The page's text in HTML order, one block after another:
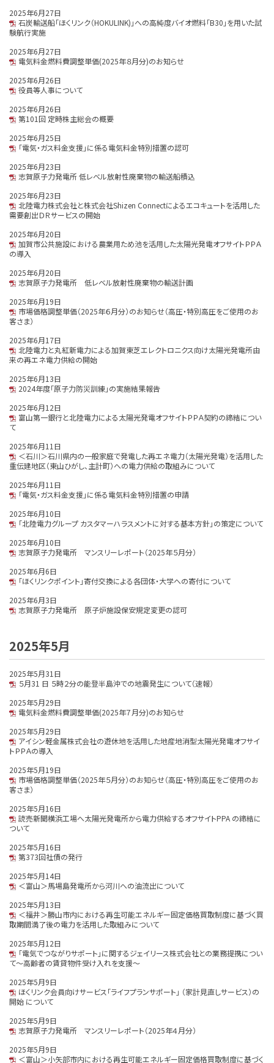
2025年6月27日
石炭輸送船「ほくリンク（HOKULINK)」への高純度バイオ燃料「B30」を用いた試
験航行実施
2025年6月27日
電気料金燃料費調整単価(2025年８月分)のお知らせ
2025年6月26日
役員等人事について
2025年6月26日
第101回 定時株主総会の概要
2025年6月25日
「電気・ガス料金支援」に係る電気料金特別措置の認可
2025年6月23日
志賀原子力発電所 低レベル放射性廃棄物の輸送船積込
2025年6月23日
北陸電力株式会社と株式会社Shizen Connectによるエコキュートを活用した
需要創出ＤＲサービスの開始
2025年6月20日
加賀市公共施設における農業用ため池を活用した太陽光発電オフサイトＰＰＡ
の導入
2025年6月20日
志賀原子力発電所 低レベル放射性廃棄物の輸送計画
2025年6月19日
市場価格調整単価（2025年６月分）のお知らせ（高圧・特別高圧をご使用のお
客さま）
2025年6月17日
北陸電力と丸紅新電力による加賀東芝エレクトロニクス向け太陽光発電所由
来の再エネ電力供給の開始
2025年6月13日
2024年度「原子力防災訓練」の実施結果報告
2025年6月12日
富山第一銀行と北陸電力による太陽光発電オフサイトＰＰＡ契約の締結につい
て
2025年6月11日
＜石川＞石川県内の一般家庭で発電した再エネ電力（太陽光発電）を活用した
重伝建地区（東山ひがし、主計町）への電力供給の取組みについて
2025年6月11日
「電気・ガス料金支援」に係る電気料金特別措置の申請
2025年6月10日
「北陸電力グループ カスタマーハラスメントに対する基本方針」の策定について
2025年6月10日
志賀原子力発電所 マンスリーレポート（2025年５月分）
2025年6月6日
「ほくリンクポイント」寄付交換による各団体・大学への寄付について
2025年6月3日
志賀原子力発電所 原子炉施設保安規定変更の認可
2025年5月
2025年5月31日
５月31 日 ５時２分の能登半島沖での地震発生について（速報）
2025年5月29日
電気料金燃料費調整単価(2025年７月分)のお知らせ
2025年5月29日
アイシン軽金属株式会社の遊休地を活用した地産地消型太陽光発電オフサイ
トＰＰＡの導入
2025年5月19日
市場価格調整単価（2025年５月分）のお知らせ（高圧・特別高圧をご使用のお
客さま）
2025年5月16日
読売新聞横浜工場へ太陽光発電所から電力供給するオフサイトPPA の締結に
ついて
2025年5月16日
第373回社債の発行
2025年5月14日
＜富山＞馬場島発電所から河川への油流出について
2025年5月13日
＜福井＞勝山市内における再生可能エネルギー固定価格買取制度に基づく買
取期間満了後の電力を活用した取組みについて
2025年5月12日
「電気でつながりサポート」に関するジェイリース株式会社との業務提携につい
て～高齢者の賃貸物件受け入れを支援～
2025年5月9日
ほくリンク会員向けサービス「ライフプランサポート」 （家計見直しサービス）の
開始 について
2025年5月9日
志賀原子力発電所 マンスリーレポート（2025年４月分）
2025年5月9日
＜富山＞小矢部市内における再生可能エネルギー固定価格買取制度に基づく